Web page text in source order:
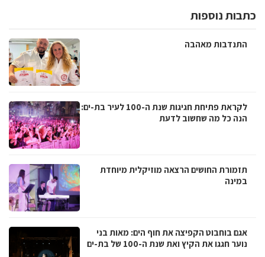
כתבות נוספות
התנדבות מאהבה
לקראת פתיחת חגיגות שנת ה-100 לעיר בת-ים:
הנה כל מה שחשוב לדעת
תזמורת החושים הרצאה מוזיקלית מיוחדת
במינה
אגם בוחבוט הקפיצה את חוף הים: מאות בני
נוער חגגו את הקיץ ואת שנת ה-100 של בת-ים